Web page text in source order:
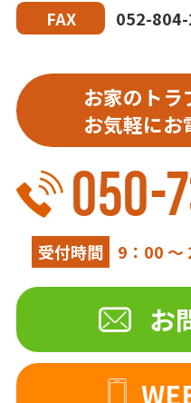
FAX
052-
お家のトラ
お気軽にお
050-
受付時間 9：00 ～
お